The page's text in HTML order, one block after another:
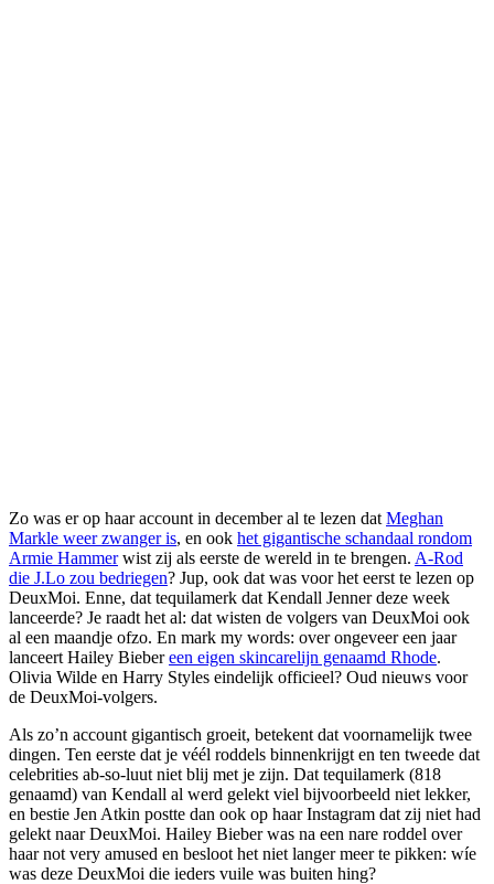
Zo was er op haar account in december al te lezen dat Meghan
Markle weer zwanger is, en ook het gigantische schandaal rondom
Armie Hammerwist zij als eerste de wereld in te brengen. A-Rod
die J.Lo zou bedriegen? Jup, ook dat was voor het eerst te lezen op
DeuxMoi. Enne, dat tequilamerk dat Kendall Jenner deze week
lanceerde? Je raadt het al: dat wisten de volgers van DeuxMoi ook
al een maandje ofzo. En mark my words: over ongeveer een jaar
lanceert Hailey Biebereen eigen skincarelijn genaamd Rhode.
Olivia Wilde en Harry Styles eindelijk officieel? Oud nieuws voor
de DeuxMoi-volgers.
Als zo’n account gigantisch groeit, betekent dat voornamelijk twee
dingen. Ten eerste dat je véél roddels binnenkrijgt en ten tweede dat
celebrities ab-so-luut niet blij met je zijn. Dat tequilamerk (818
genaamd) van Kendall al werd gelekt viel bijvoorbeeld niet lekker,
en bestie Jen Atkin postte dan ook op haar Instagram dat zij niet had
gelekt naar DeuxMoi. Hailey Bieber was na een nare roddel over
haar not very amused en besloot het niet langer meer te pikken: wíe
was deze DeuxMoi die ieders vuile was buiten hing?